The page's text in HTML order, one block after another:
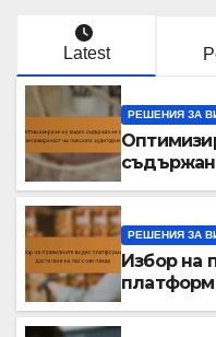
Latest
РЕШЕНИЯ ЗА
РЕШЕНИЯ ЗА
Избор на